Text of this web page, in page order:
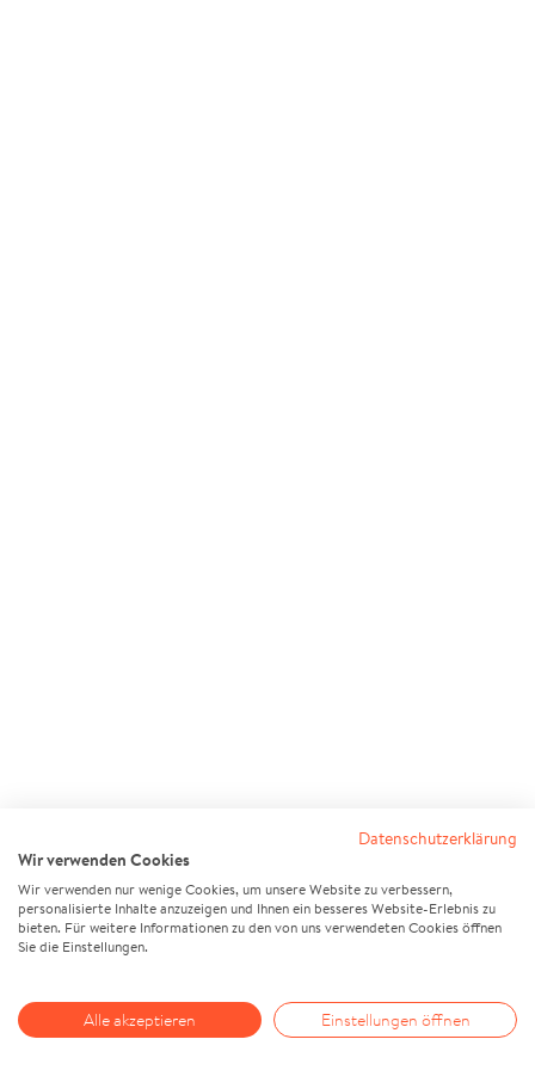
Datenschutzerklärung
Wir verwenden Cookies
Wir verwenden nur wenige Cookies, um unsere Website zu verbessern,
personalisierte Inhalte anzuzeigen und Ihnen ein besseres Website-Erlebnis zu
bieten. Für weitere Informationen zu den von uns verwendeten Cookies öffnen
Sie die Einstellungen.
Alle akzeptieren Einstellungen öffnen